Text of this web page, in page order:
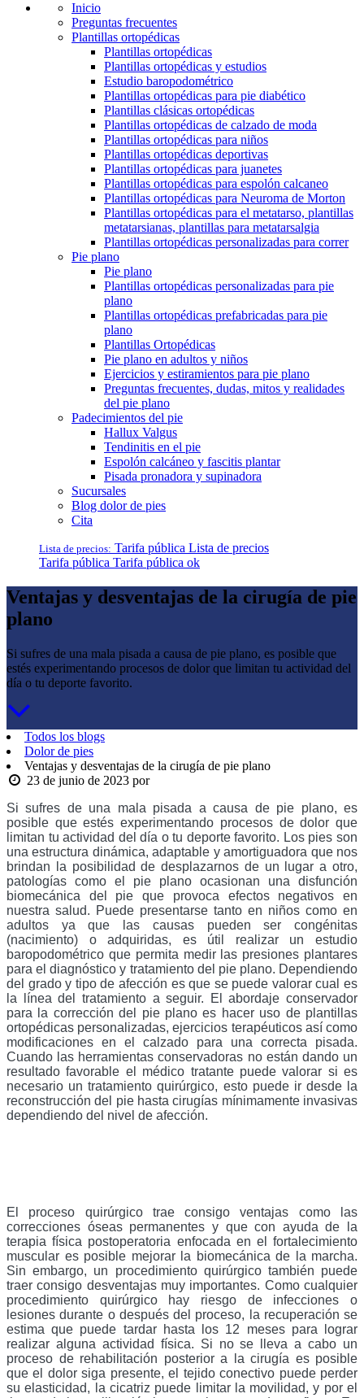
Inicio
Preguntas frecuentes
Plantillas ortopédicas
Plantillas ortopédicas
Plantillas ortopédicas y estudios
Estudio baropodométrico
Plantillas ortopédicas para pie diabético
Plantillas clásicas ortopédicas
Plantillas ortopédicas de calzado de moda
Plantillas ortopédicas para niños
Plantillas ortopédicas deportivas
Plantillas ortopédicas para juanetes
Plantillas ortopédicas para espolón calcaneo
Plantillas ortopédicas para Neuroma de Morton
Plantillas ortopédicas para el metatarso, plantillas
metatarsianas, plantillas para metatarsalgia
Plantillas ortopédicas personalizadas para correr
Pie plano
Pie plano
Plantillas ortopédicas personalizadas para pie
plano
Plantillas ortopédicas prefabricadas para pie
plano
Plantillas Ortopédicas
Pie plano en adultos y niños
Ejercicios y estiramientos para pie plano
Preguntas frecuentes, dudas, mitos y realidades
del pie plano
Padecimientos del pie
Hallux Valgus
Tendinitis en el pie
Espolón calcáneo y fascitis plantar
Pisada pronadora y supinadora
Sucursales
Blog dolor de pies
Cita
Lista de precios: Tarifa pública Lista de precios
Tarifa pública Tarifa pública ok
Ventajas y desventajas de la cirugía de pie
plano
Si sufres de una mala pisada a causa de pie plano, es posible que
estés experimentando procesos de dolor que limitan tu actividad del
día o tu deporte favorito.
Todos los blogs
Dolor de pies
Ventajas y desventajas de la cirugía de pie plano
23 de junio de 2023 por
Si sufres de una mala pisada a causa de pie plano, es
posible que estés experimentando procesos de dolor que
limitan tu actividad del día o tu deporte favorito. Los pies son
una estructura dinámica, adaptable y amortiguadora que nos
brindan la posibilidad de desplazarnos de un lugar a otro,
patologías como el pie plano ocasionan una disfunción
biomecánica del pie que provoca efectos negativos en
nuestra salud. Puede presentarse tanto en niños como en
adultos ya que las causas pueden ser congénitas
(nacimiento) o adquiridas, es útil realizar un estudio
baropodométrico que permita medir las presiones plantares
para el diagnóstico y tratamiento del pie plano. Dependiendo
del grado y tipo de afección es que se puede valorar cual es
la línea del tratamiento a seguir. El abordaje conservador
para la corrección del pie plano es hacer uso de plantillas
ortopédicas personalizadas, ejercicios terapéuticos así como
modificaciones en el calzado para una correcta pisada.
Cuando las herramientas conservadoras no están dando un
resultado favorable el médico tratante puede valorar si es
necesario un tratamiento quirúrgico, esto puede ir desde la
reconstrucción del pie hasta cirugías mínimamente invasivas
dependiendo del nivel de afección.
El proceso quirúrgico trae consigo ventajas como las
correcciones óseas permanentes y que con ayuda de la
terapia física postoperatoria enfocada en el fortalecimiento
muscular es posible mejorar la biomecánica de la marcha.
Sin embargo, un procedimiento quirúrgico también puede
traer consigo desventajas muy importantes. Como cualquier
procedimiento quirúrgico hay riesgo de infecciones o
lesiones durante o después del proceso, la recuperación se
estima que puede tardar hasta los 12 meses para lograr
realizar alguna actividad física. Si no se lleva a cabo un
proceso de rehabilitación posterior a la cirugía es posible
que el dolor siga presente, el tejido conectivo puede perder
su elasticidad, la cicatriz puede limitar la movilidad, y por el